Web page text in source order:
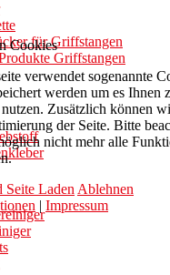
für Griffstangen
Griffstangen
Cookies
verwendet sogenannte
werden um es Ihnen
Zusätzlich können
der Seite. Bitte
nicht mehr alle
Seite Laden Ablehnen
| Impressum